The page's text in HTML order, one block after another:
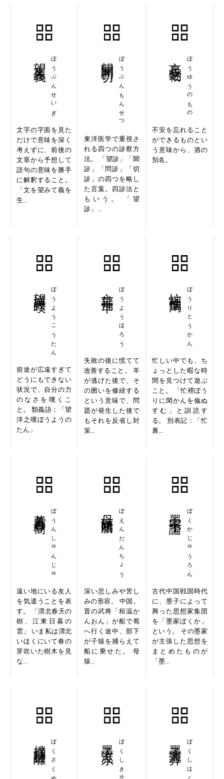
ぼうぶんせいぎ
文字の字面を見た
だけで意味を深く
考えずに、前後の
文章から予想して
語句の意味を勝手
に解釈すること。
「文を望みて義を
生...
ぼうぶんもんせつ
東洋医学で重視さ
れる四つの診察方
法。 「望診」「聞
診」「問診」「切
診」の四つを略し
た言葉。四診法と
もいう。 「望
診」...
ぼうゆうのもの
不安を忘れること
ができるものとい
う意味から、酒の
別名。
ぼうようこうたん
前途が広遠すぎて
どうにもできない
状況で、自分の力
のなさを嘆くこ
と。 類義語：「望
洋之嘆ぼうようの
たん」
ぼうようほろう
失敗の後に慌てて
改善すること。 羊
が逃げた後で、そ
の囲いを修繕する
という意味で、問
題が発生した後で
もそれを反省し対
策...
ぼうりとうかん
忙しい中でも、ち
ょっとした暇な時
間を見つけて遊ぶ
こと。 「忙裡ぼう
りに閑かんを偸ぬ
すむ」と訓読す
る。 別表記：「忙
裏...
ぼうんしゅんじゅ
遠い地にいる友人
を気遣うことを表
す。 「渭北春天の
樹、江東日暮の
雲」 いま私は渭北
いほくにいて春の
芽吹いた樹木を見
な...
ぼえんだんちょう
深い悲しみや苦し
みの形容。 中国。
晋の武将「桓温か
んおん」が船で蜀
へ行く途中、部下
が子猿を捕らえて
船に乗せた。 母
猿...
ぼくかじゅうろん
古代中国戦国時代
に、墨子によって
興った思想家集団
を「墨家ぼくか」
という。 その墨家
が主張した思想を
まとめたものが
「墨...